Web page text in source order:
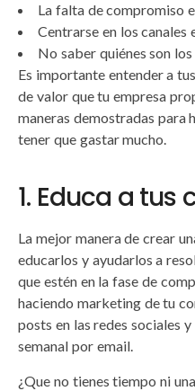
La falta de compromiso
Centrarse en los canales
No saber quiénes son
Es importante entender a
de valor que tu empresa
maneras demostradas para
tener que gastar mucho.
1. Educa a tus
La mejor manera de crear
educarlos y ayudarlos a
que estén en la fase de
haciendo marketing de tu
posts en las redes sociales
semanal por email.
¿Que no tienes tiempo ni